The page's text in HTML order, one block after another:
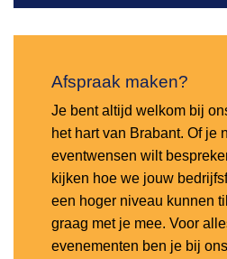
Afspraak maken?
Je bent altijd welkom bij
het hart van Brabant. Of je
eventwensen wilt
kijken hoe we jouw
een hoger niveau kunnen
graag met je mee. Voor
evenementen ben je bij